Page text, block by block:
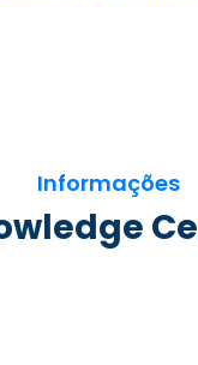
Informações